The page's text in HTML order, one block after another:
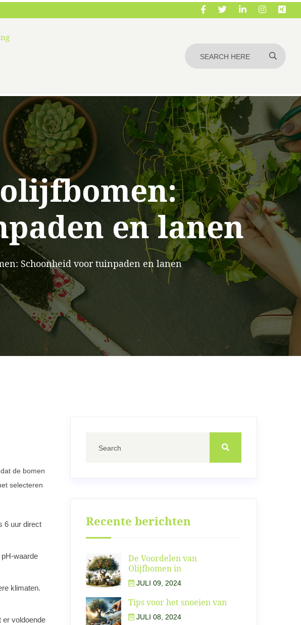
en lanen
Schoonheid voor tuinpaden en lanen
de bomen
selecteren
6 uur direct
waarde
klimaten.
er voldoende
Recente berichten
De Voordelen van
Olijfbomen in
JULI 09, 2024
Tips voor het snoeien van
JULI 08, 2024